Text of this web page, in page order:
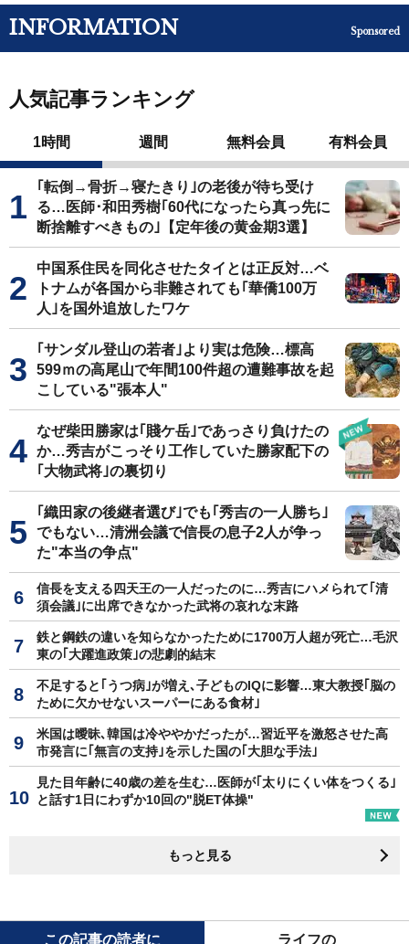
INFORMATION Sponsored
人気記事ランキング
1時間 週間 無料会員 有料会員
｢転倒→骨折→寝たきり｣の老後が待ち受け
る…医師･和田秀樹｢60代になったら真っ先に
断捨離すべきもの｣【定年後の黄金期3選】
中国系住民を同化させたタイとは正反対…ベ
トナムが各国から非難されても｢華僑100万
人｣を国外追放したワケ
｢サンダル登山の若者｣より実は危険…標高
599ｍの高尾山で年間100件超の遭難事故を起
こしている"張本人"
なぜ柴田勝家は｢賤ケ岳｣であっさり負けたの
か…秀吉がこっそり工作していた勝家配下の
｢大物武将｣の裏切り
｢織田家の後継者選び｣でも｢秀吉の一人勝ち｣
でもない…清洲会議で信長の息子2人が争っ
た"本当の争点"
信長を支える四天王の一人だったのに…秀吉にハメられて｢清
須会議｣に出席できなかった武将の哀れな末路
鉄と鋼鉄の違いを知らなかったために1700万人超が死亡…毛沢
東の｢大躍進政策｣の悲劇的結末
不足すると｢うつ病｣が増え､子どものIQに影響…東大教授｢脳の
ために欠かせないスーパーにある食材｣
米国は曖昧､韓国は冷ややかだったが…習近平を激怒させた高
市発言に｢無言の支持｣を示した国の｢大胆な手法｣
見た目年齢に40歳の差を生む…医師が｢太りにくい体をつくる｣
と話す1日にわずか10回の"脱ET体操"
もっと見る
この記事の読者に ライフの